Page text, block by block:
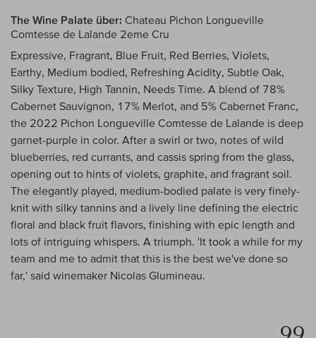
The Wine Palate über: Chateau Pichon Longueville
Comtesse de Lalande 2eme Cru
Expressive, Fragrant, Blue Fruit, Red Berries, Violets,
Earthy, Medium bodied, Refreshing Acidity, Subtle Oak,
Silky Texture, High Tannin, Needs Time. A blend of 78%
Cabernet Sauvignon, 17% Merlot, and 5% Cabernet Franc,
the 2022 Pichon Longueville Comtesse de Lalande is deep
garnet-purple in color. After a swirl or two, notes of wild
blueberries, red currants, and cassis spring from the glass,
opening out to hints of violets, graphite, and fragrant soil.
The elegantly played, medium-bodied palate is very finely-
knit with silky tannins and a lively line defining the electric
floral and black fruit flavors, finishing with epic length and
lots of intriguing whispers. A triumph. 'It took a while for my
team and me to admit that this is the best we've done so
far,' said winemaker Nicolas Glumineau.